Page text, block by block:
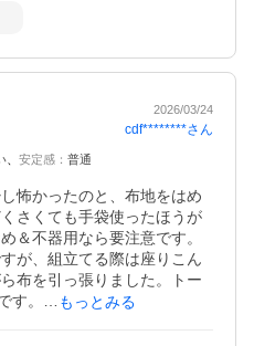
分満足しています。
をまとめて持ち運ぶことも可
があり、とても良い買い物
たいと思います。
2026/03/24
cdf********さん
安定感 ： 普通
怖かったのと、布地をはめ
さくても手袋使ったほうが
＆不器用なら要注意です。
が、組立てる際は座りこん
布を引っ張りました。トー
す。
もっとみる